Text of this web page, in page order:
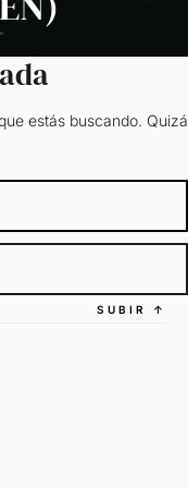
estás buscando. Quizá
SUBIR ↑